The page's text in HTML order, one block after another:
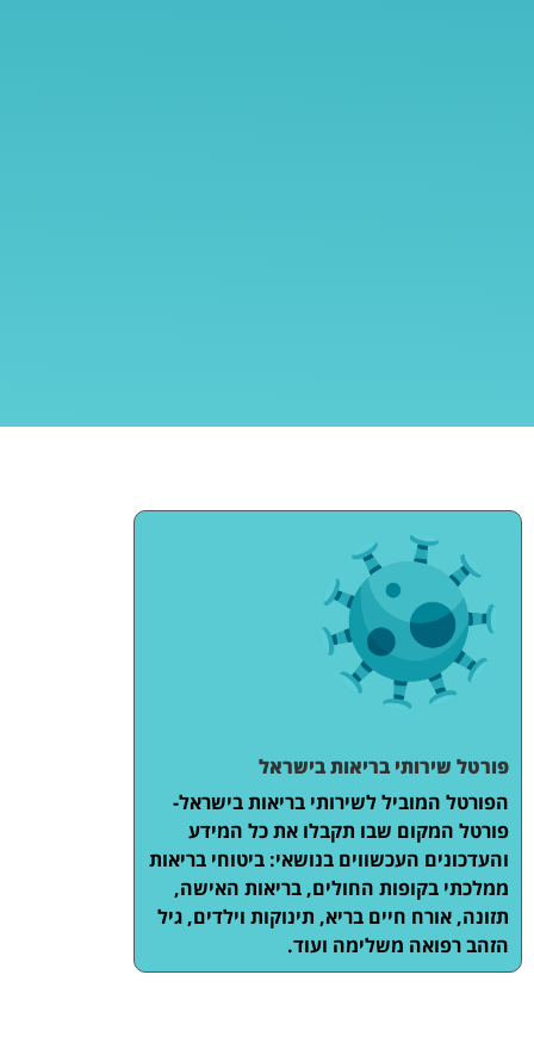
פורטל שירותי בריאות בישראל
הפורטל המוביל לשירותי בריאות בישראל-
פורטל המקום שבו תקבלו את כל המידע
והעדכונים העכשווים בנושאי: ביטוחי בריאות
ממלכתי בקופות החולים, בריאות האישה,
תזונה, אורח חיים בריא, תינוקות וילדים, גיל
הזהב רפואה משלימה ועוד.